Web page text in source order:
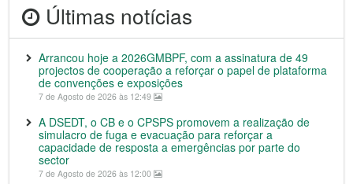
Últimas notícias
Arrancou hoje a 2026GMBPF, com a assinatura de 49
projectos de cooperação a reforçar o papel de plataforma
de convenções e exposições
7 de Agosto de 2026 às 12:49
A DSEDT, o CB e o CPSPS promovem a realização de
simulacro de fuga e evacuação para reforçar a
capacidade de resposta a emergências por parte do
sector
7 de Agosto de 2026 às 12:00